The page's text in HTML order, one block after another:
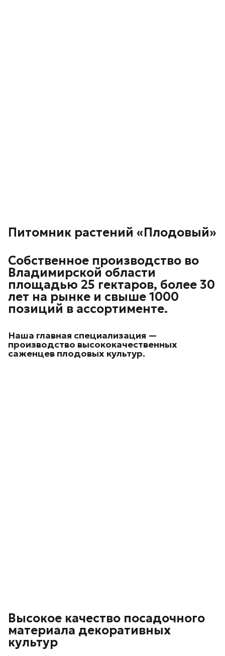
Питомник растений «Плодовый»
Собственное производство во
Владимирской области
площадью 25 гектаров, более 30
лет на рынке и свыше 1000
позиций в ассортименте.
Наша главная специализация —
производство высококачественных
саженцев плодовых культур.
Высокое качество посадочного
материала декоративных
культур